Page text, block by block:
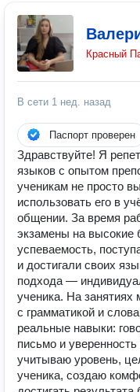
Красный
В сети 1 нед. назад
Паспорт проверен
Здравствуйте! Я
языков с опытом
ученикам не просто
использовать его в
общении. За время
экзамены на
успеваемость,
и достигали своих
подхода —
ученика. На
с грамматикой и
реальные навыки:
письмо и
учитываю уровень,
ученика, создаю